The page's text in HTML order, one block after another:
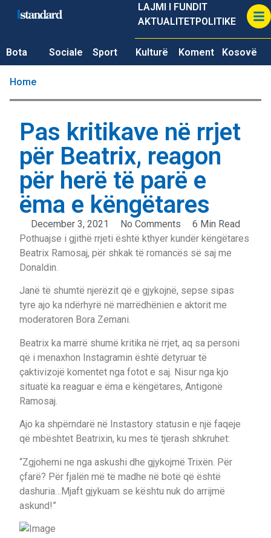
LAJMI I FUNDIT
AKTUALITETPOLITIKE
Bota Sociale Sport Kulturë Koment Kosovë
Home
Pas kritikave në rrjet
për Beatrix, reagon
për herë të parë e
ëma e këngëtares
December 3, 2021 No Comments
6 Min Read
Pothuajse i gjithë rrjeti është kthyer kundër këngëtares
Beatrix Ramosaj, për shkak të romancës së saj me
Donaldin.
Janë të shumtë njerëzit që e gjykojnë, sepse sipas
tyre ajo ka ndërhyrë në marrëdhënien e aktorit me
moderatoren Bora Zemani.
Beatrix ka marrë shumë kritika në rrjet, aq sa personi
që i menaxhon Instagramin është detyruar të
çaktivizojë komentet nga fotot e saj. Nisur nga kjo
situatë ka reaguar e ëma e këngëtares, Antigonë
Ramosaj.
Ajo ka shpërndarë në Instastory statusin e një faqeje
që mbështet Beatrixin, ku mes të tjerash shkruhet:
“Zgjohemi ne nga askushi dhe gjykojmë Trixën. Për
çfarë? Për fjalën më të madhe në botë që është
dashuria…Mjaft gjykuam se kështu nuk do arrijmë
askund!”